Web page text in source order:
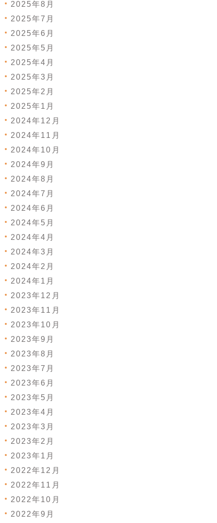
2025年8月
2025年7月
2025年6月
2025年5月
2025年4月
2025年3月
2025年2月
2025年1月
2024年12月
2024年11月
2024年10月
2024年9月
2024年8月
2024年7月
2024年6月
2024年5月
2024年4月
2024年3月
2024年2月
2024年1月
2023年12月
2023年11月
2023年10月
2023年9月
2023年8月
2023年7月
2023年6月
2023年5月
2023年4月
2023年3月
2023年2月
2023年1月
2022年12月
2022年11月
2022年10月
2022年9月